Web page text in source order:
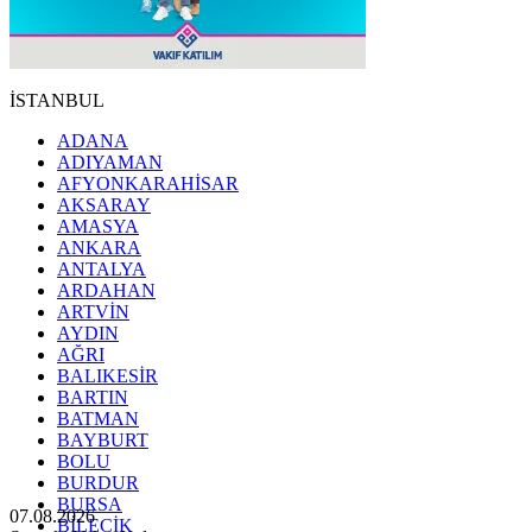
İSTANBUL
ADANA
ADIYAMAN
AFYONKARAHİSAR
AKSARAY
AMASYA
ANKARA
ANTALYA
ARDAHAN
ARTVİN
AYDIN
AĞRI
BALIKESİR
BARTIN
BATMAN
BAYBURT
BOLU
BURDUR
BURSA
BİLECİK
07.08.2026